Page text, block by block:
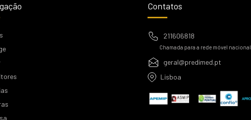
Contatos
211606818
Chamada para a rede móvel nacional
geral@predimed.pt
Lisboa